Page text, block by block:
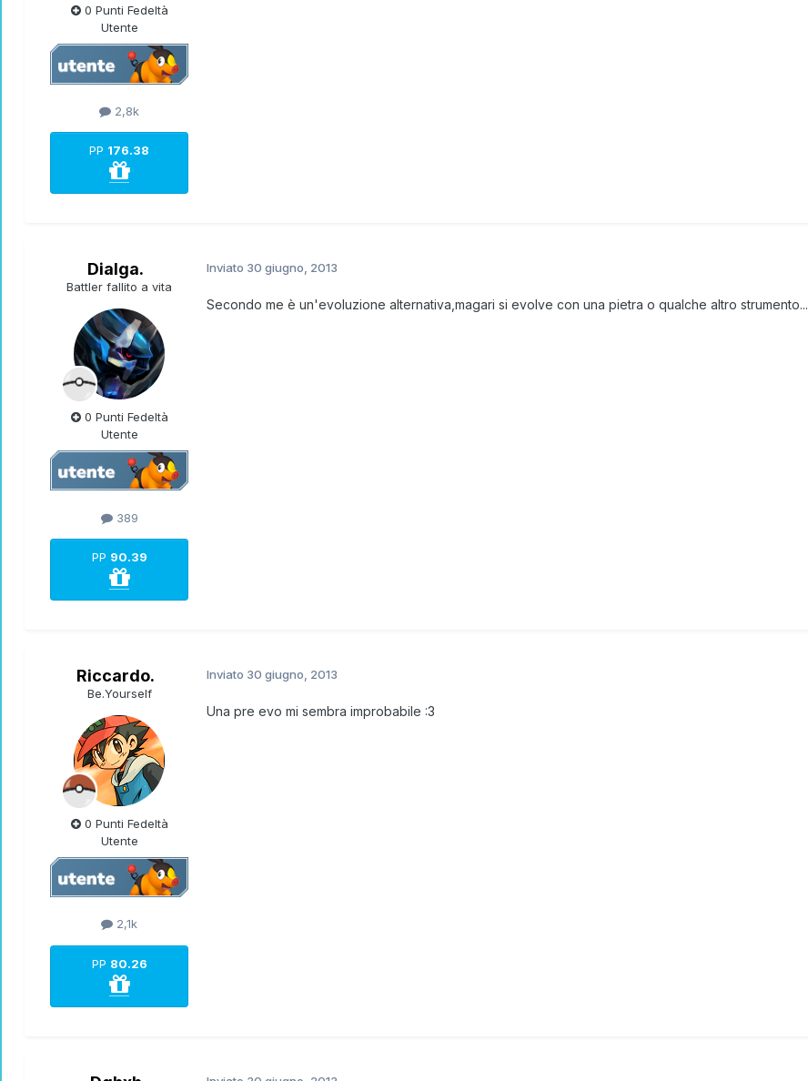
0 Punti Fedeltà
Utente
2,8k
PP 176.38
Dialga.
Battler fallito a vita
0 Punti Fedeltà
Utente
389
PP 90.39
Inviato 30 giugno, 2013
Secondo me è un'evoluzione alternativa,magari si evolve con una pietra o qualche altro strumento...
Riccardo.
Be.Yourself
0 Punti Fedeltà
Utente
2,1k
PP 80.26
Inviato 30 giugno, 2013
Una pre evo mi sembra improbabile :3